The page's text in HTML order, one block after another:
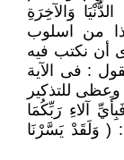
وَالآخِرَةِ
) . هذا من اسلوب
أن نكتب فيه
: فى الآية
وعظى للتذكير
آلاءِ رَبِّكُمَا
وَلَقَدْ يَسَّرْنَا